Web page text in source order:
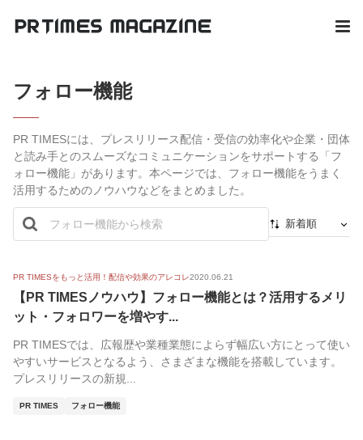
フォロー機能
PR TIMESには、プレスリリース配信・受信の効率化や企業・団体
と読み手とのスムーズなコミュニケーションをサポートする「フ
ォロー機能」があります。本ページでは、フォロー機能をうまく
活用するためのノウハウなどをまとめました。
新着順
人気順
PR TIMESをもっと活用！配信や効果のアレコレ2020.06.21
【PR TIMESノウハウ】フォロー機能とは？活用するメリ
ット・フォロワーを増やす...
PR TIMESでは、広報歴や業種業態によらず幅広い方にとって使い
やすいサービスとなるよう、さまざまな機能を搭載しています。
プレスリリースの新規...
PR TIMES フォロー機能